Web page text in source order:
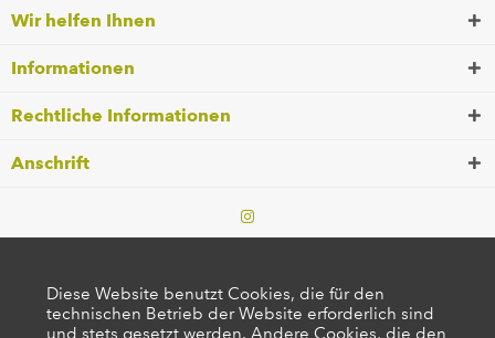
Wir helfen Ihnen
Informationen
Rechtliche Informationen
Anschrift
Diese Website benutzt Cookies, die für den
technischen Betrieb der Website erforderlich sind
und stets gesetzt werden. Andere Cookies, die den